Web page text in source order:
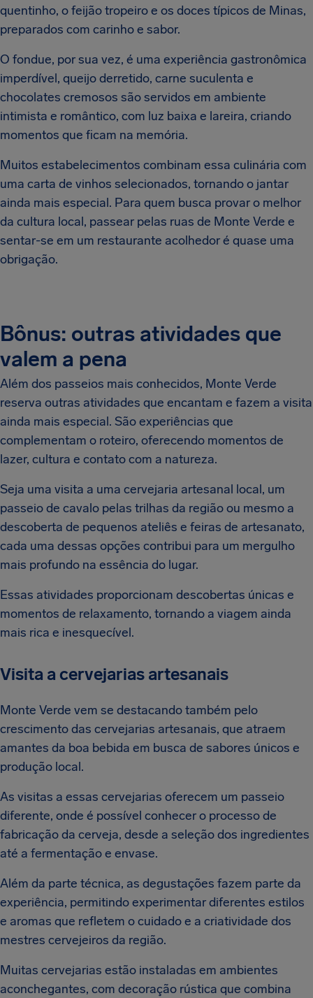
quentinho, o feijão tropeiro e os doces típicos de Minas,
preparados com carinho e sabor.
O fondue, por sua vez, é uma experiência gastronômica
imperdível, queijo derretido, carne suculenta e
chocolates cremosos são servidos em ambiente
intimista e romântico, com luz baixa e lareira, criando
momentos que ficam na memória.
Muitos estabelecimentos combinam essa culinária com
uma carta de vinhos selecionados, tornando o jantar
ainda mais especial. Para quem busca provar o melhor
da cultura local, passear pelas ruas de Monte Verde e
sentar-se em um restaurante acolhedor é quase uma
obrigação.
Bônus: outras atividades que
valem a pena
Além dos passeios mais conhecidos, Monte Verde
reserva outras atividades que encantam e fazem a visita
ainda mais especial. São experiências que
complementam o roteiro, oferecendo momentos de
lazer, cultura e contato com a natureza.
Seja uma visita a uma cervejaria artesanal local, um
passeio de cavalo pelas trilhas da região ou mesmo a
descoberta de pequenos ateliês e feiras de artesanato,
cada uma dessas opções contribui para um mergulho
mais profundo na essência do lugar.
Essas atividades proporcionam descobertas únicas e
momentos de relaxamento, tornando a viagem ainda
mais rica e inesquecível.
Visita a cervejarias artesanais
Monte Verde vem se destacando também pelo
crescimento das cervejarias artesanais, que atraem
amantes da boa bebida em busca de sabores únicos e
produção local.
As visitas a essas cervejarias oferecem um passeio
diferente, onde é possível conhecer o processo de
fabricação da cerveja, desde a seleção dos ingredientes
até a fermentação e envase.
Além da parte técnica, as degustações fazem parte da
experiência, permitindo experimentar diferentes estilos
e aromas que refletem o cuidado e a criatividade dos
mestres cervejeiros da região.
Muitas cervejarias estão instaladas em ambientes
aconchegantes, com decoração rústica que combina